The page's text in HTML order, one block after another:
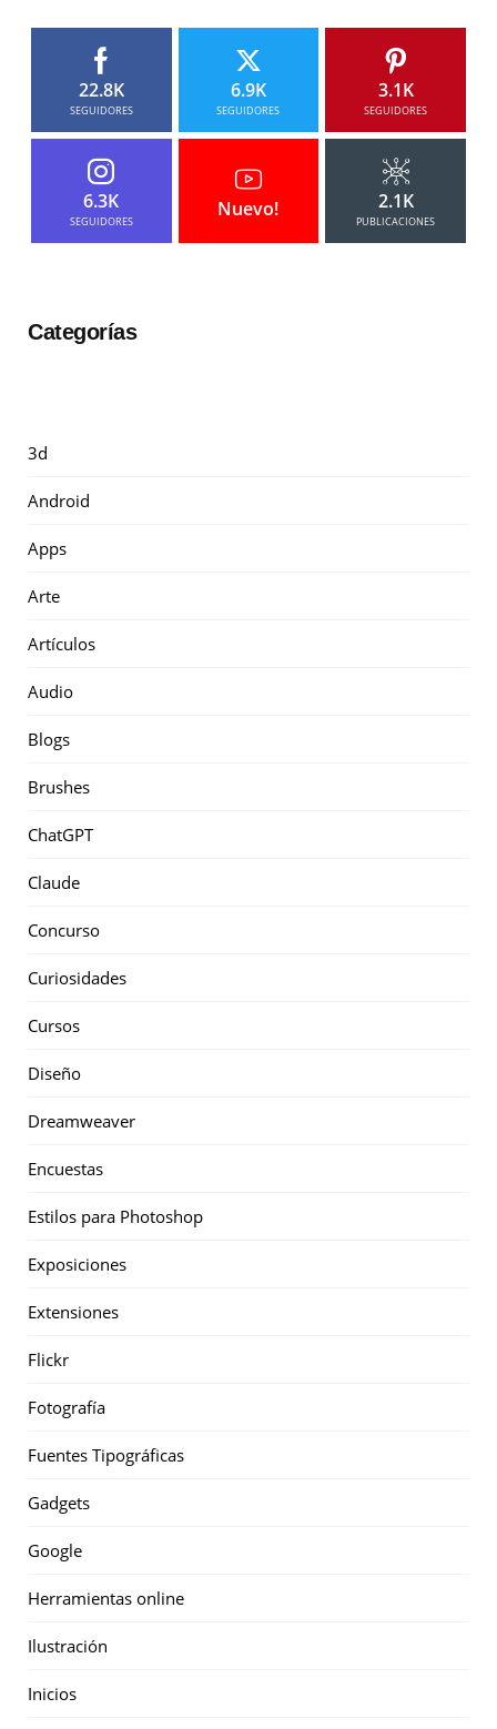
22.8K
SEGUIDORES
6.9K
SEGUIDORES
3.1K
SEGUIDORES
6.3K
SEGUIDORES
Nuevo! 2.1K
PUBLICACIONES
Categorías
3d
Android
Apps
Arte
Artículos
Audio
Blogs
Brushes
ChatGPT
Claude
Concurso
Curiosidades
Cursos
Diseño
Dreamweaver
Encuestas
Estilos para Photoshop
Exposiciones
Extensiones
Flickr
Fotografía
Fuentes Tipográficas
Gadgets
Google
Herramientas online
Ilustración
Inicios